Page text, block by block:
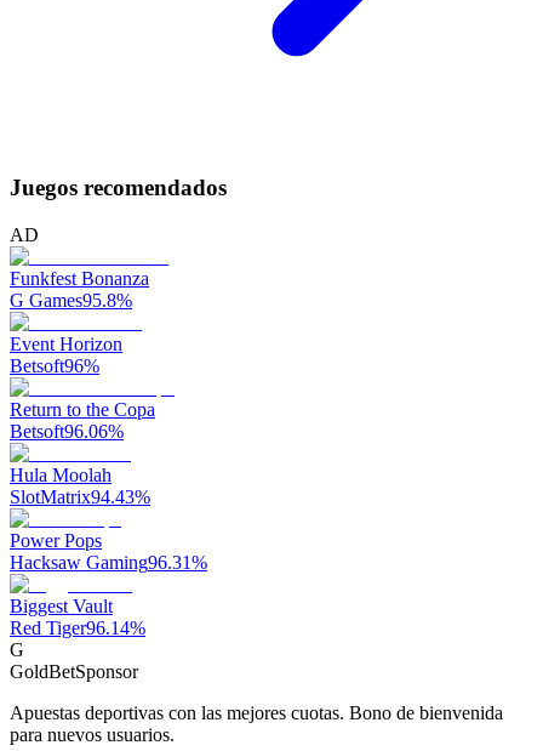
Juegos recomendados
AD
Funkfest Bonanza
G Games95.8%
Event Horizon
Betsoft96%
Return to the Copa
Betsoft96.06%
Hula Moolah
SlotMatrix94.43%
Power Pops
Hacksaw Gaming96.31%
Biggest Vault
Red Tiger96.14%
G
GoldBetSponsor
Apuestas deportivas con las mejores cuotas. Bono de bienvenida
para nuevos usuarios.